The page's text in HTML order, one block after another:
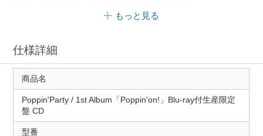
もっと見る
仕様詳細
商品名
Poppin'Party / 1st Album「Poppin'on!」Blu-ray付生産限定
盤 CD
型番